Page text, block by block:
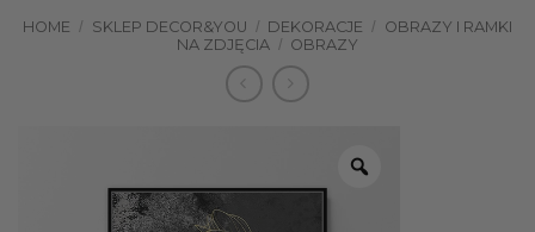
HOME / SKLEP DECOR&YOU / DEKORACJE / OBRAZY I RAMKI
NA ZDJĘCIA / OBRAZY